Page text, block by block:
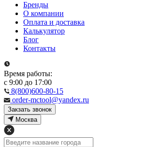
Бренды
О компании
Оплата и доставка
Калькулятор
Блог
Контакты
Время работы:
с 9:00 до 17:00
8(800)600-80-15
order-mctool@yandex.ru
Закзать звонок
Москва